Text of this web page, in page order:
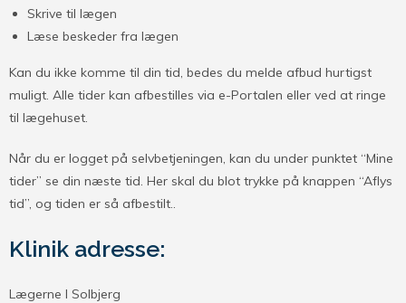
Skrive til lægen
Læse beskeder fra lægen
Kan du ikke komme til din tid, bedes du melde afbud hurtigst
muligt. Alle tider kan afbestilles via e-Portalen eller ved at ringe
til lægehuset.
Når du er logget på selvbetjeningen, kan du under punktet “Mine
tider” se din næste tid. Her skal du blot trykke på knappen “Aflys
tid”, og tiden er så afbestilt..
Klinik adresse:
Lægerne I Solbjerg